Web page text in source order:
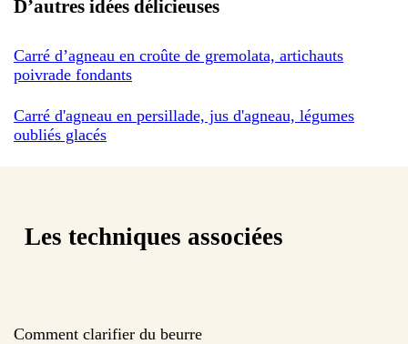
D’autres idées délicieuses
Carré d’agneau en croûte de gremolata, artichauts
poivrade fondants
Carré d'agneau en persillade, jus d'agneau, légumes
oubliés glacés
Les techniques associées
Comment clarifier du beurre